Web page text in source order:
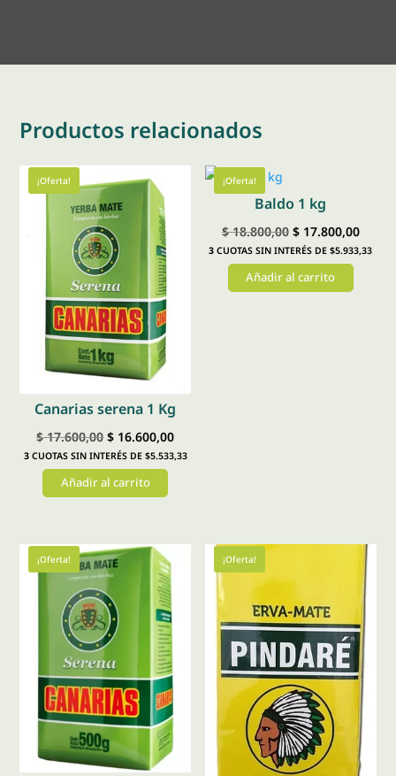
Productos relacionados
¡Oferta!
Canarias serena 1 Kg
$17.600,00 El
precio
original
$ 16.600,00El
precio
3CUOTAS SIN INTERÉS DE $5.533,33
Añadir al carrito
¡Oferta!
Baldo 1 kg
$18.800,00 El
precio
original
$17.800,00El
precio
3 CUOTAS SIN INTERÉS DE $5.933,33
Añadir al carrito
¡Oferta! ¡Oferta!